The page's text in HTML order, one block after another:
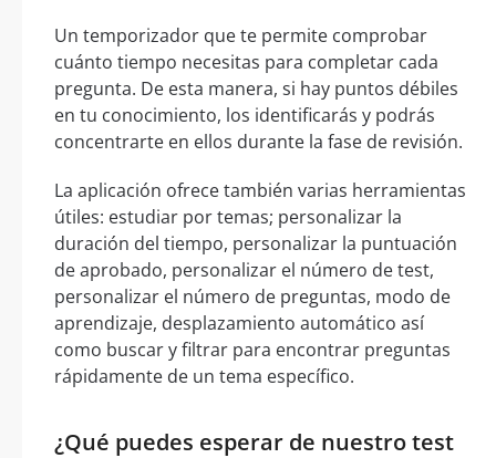
Un temporizador que te permite comprobar
cuánto tiempo necesitas para completar cada
pregunta. De esta manera, si hay puntos débiles
en tu conocimiento, los identificarás y podrás
concentrarte en ellos durante la fase de revisión.
La aplicación ofrece también varias herramientas
útiles: estudiar por temas; personalizar la
duración del tiempo, personalizar la puntuación
de aprobado, personalizar el número de test,
personalizar el número de preguntas, modo de
aprendizaje, desplazamiento automático así
como buscar y filtrar para encontrar preguntas
rápidamente de un tema específico.
¿Qué puedes esperar de nuestro test